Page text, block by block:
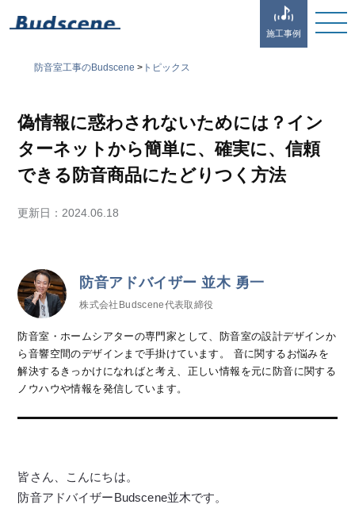
施工事例
防音室工事のBudscene >トピックス
偽情報に惑わされないためには？イン
ターネットから簡単に、確実に、信頼
できる防音商品にたどりつく方法
更新日： 2024.06.18
防音アドバイザー 並木 勇一
株式会社Budscene代表取締役
防音室・ホームシアターの専門家として、防音室の設計デザインか
ら音響空間のデザインまで手掛けています。 音に関するお悩みを
解決するきっかけになればと考え、正しい情報を元に防音に関する
ノウハウや情報を発信しています。
皆さん、こんにちは。
防音アドバイザーBudscene並木です。